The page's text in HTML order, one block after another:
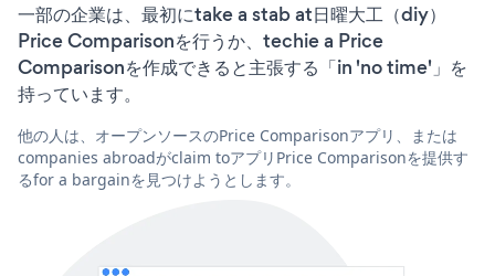
一部の企業は、最初にtake a stab at日曜大工（diy）
Price Comparisonを行うか、techie a Price
Comparisonを作成できると主張する「in 'no time'」を
持っています。
他の人は、オープンソースのPrice Comparisonアプリ、または
companies abroadがclaim toアプリPrice Comparisonを提供す
るfor a bargainを見つけようとします。